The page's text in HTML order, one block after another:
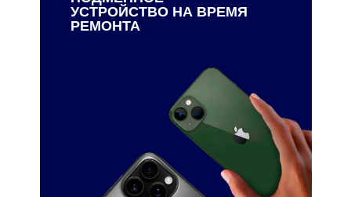
УСТРОЙСТВО НА ВРЕМЯ
РЕМОНТА